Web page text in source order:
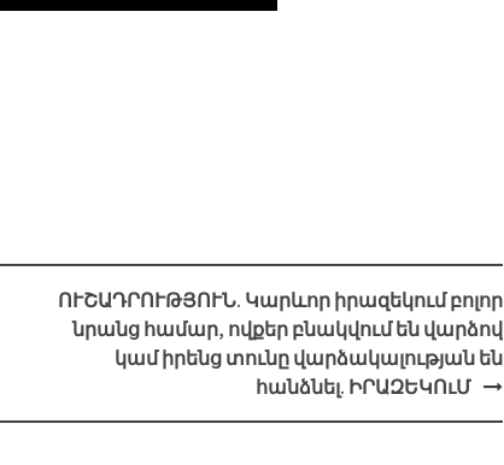
ՈՒՇԱԴՐՈՒԹՅՈՒՆ. Կարևոր իրազեկում բոլոր
նրանց համար, ովքեր բնակվում են վարձով
կամ իրենց տունը վարձակալության են
հանձնել. ԻՐԱԶԵԿՈւՄ